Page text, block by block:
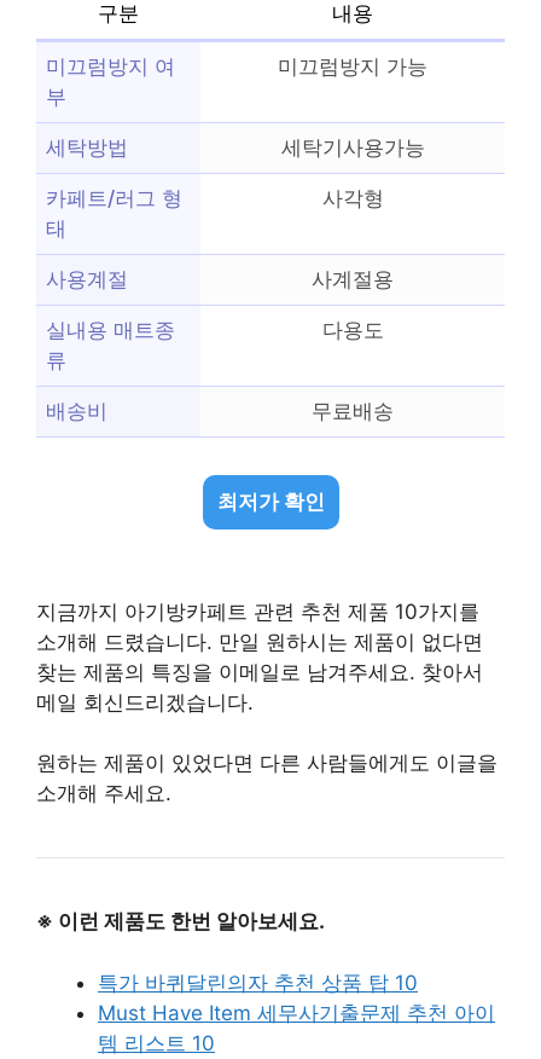
구분 내용
미끄럼방지 여
부
미끄럼방지 가능
세탁방법 세탁기사용가능
카페트/러그 형
태
사각형
사용계절 사계절용
실내용 매트종
류
다용도
배송비 무료배송
최저가 확인
지금까지 아기방카페트 관련 추천 제품 10가지를
소개해 드렸습니다. 만일 원하시는 제품이 없다면
찾는 제품의 특징을 이메일로 남겨주세요. 찾아서
메일 회신드리겠습니다.
원하는 제품이 있었다면 다른 사람들에게도 이글을
소개해 주세요.
※ 이런 제품도 한번 알아보세요.
특가 바퀴달린의자 추천 상품 탑 10
Must Have Item 세무사기출문제 추천 아이
템 리스트 10